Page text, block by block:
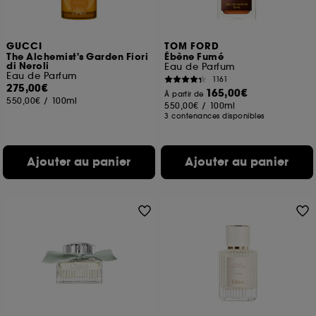
GUCCI
The Alchemist's Garden Fiori
di Neroli
Eau de Parfum
275,00€
550,00€ / 100ml
Ajouter au panier
TOM FORD
Ébène Fumé
Eau de Parfum
1161
À partir de 165,00€
550,00€ / 100ml
3 contenances disponibles
Ajouter au panier